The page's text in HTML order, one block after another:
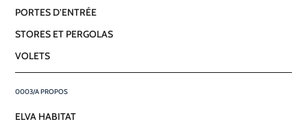
PORTES D’ENTRÉE
STORES ET PERGOLAS
VOLETS
A PROPOS
ELVA HABITAT